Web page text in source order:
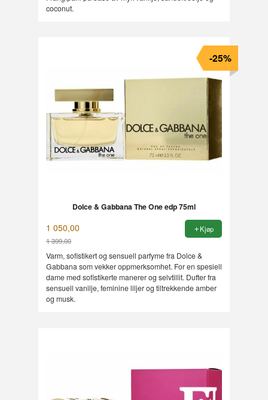
coconut.
Dolce & Gabbana The One edp 75ml
1 050,00
1 399,00
Rabatt
-25%
Kjøp
Varm, sofistikert og sensuell parfyme fra Dolce &
Gabbana som vekker oppmerksomhet. For en spesiell
dame med sofistikerte manerer og selvtillit. Dufter fra
sensuell vanilje, feminine liljer og tiltrekkende amber
og musk.